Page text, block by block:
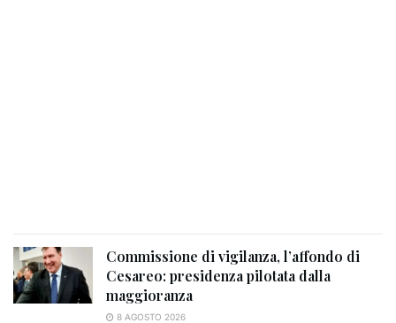
Commissione di vigilanza, l’affondo di
Cesareo: presidenza pilotata dalla
maggioranza
8 AGOSTO 2026